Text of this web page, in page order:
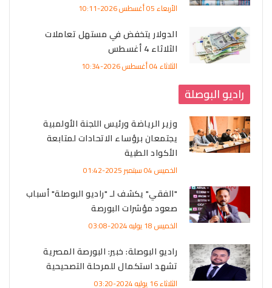
الأربعاء 05 أغسطس 2026-10:11
الدولار يتخفض في مستهل تعاملات
الثلاثاء 4 أغسطس
الثلاثاء 04 أغسطس 2026-10:34
راديو البوصلة
وزير الرياضة ورئيس اللجنة الأولمبية
يجتمعان برؤساء الاتحادات لمتابعة
الأكواد الطبية
الخميس 04 سبتمبر 2025-01:42
"الفقي" يكشف لـ "راديو البوصلة" أسباب
صعود مؤشرات البورصة
الخميس 18 يوليه 2024-03:08
راديو البوصلة: خبير: البورصة المصرية
تشهد استكمال للمرحلة التصحيحية
الثلاثاء 16 يوليه 2024-03:20